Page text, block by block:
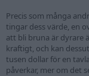
Precis som många
tingar dess värde, en
att bli bruna är dyrare
kraftigt, och kan
tusen dollar för en
påverkar, mer om det